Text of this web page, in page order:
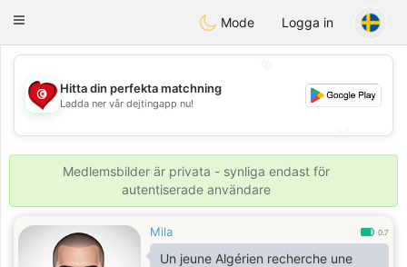
Tunisia Dating
Toggle
Mode Logga in
💖
💕
Hitta din perfekta matchning
Ladda ner vår dejtingapp nu!
Medlemsbilder är privata - synliga endast för
autentiserade användare
Mila 0.7
Un jeune Algérien recherche une